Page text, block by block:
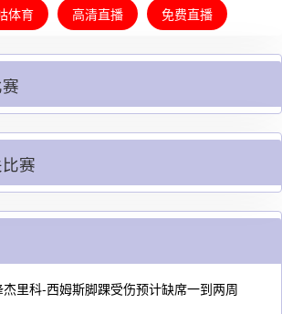
体育 高清直播 免费直播
赛
里科-西姆斯脚踝受伤预计缺席一到两周